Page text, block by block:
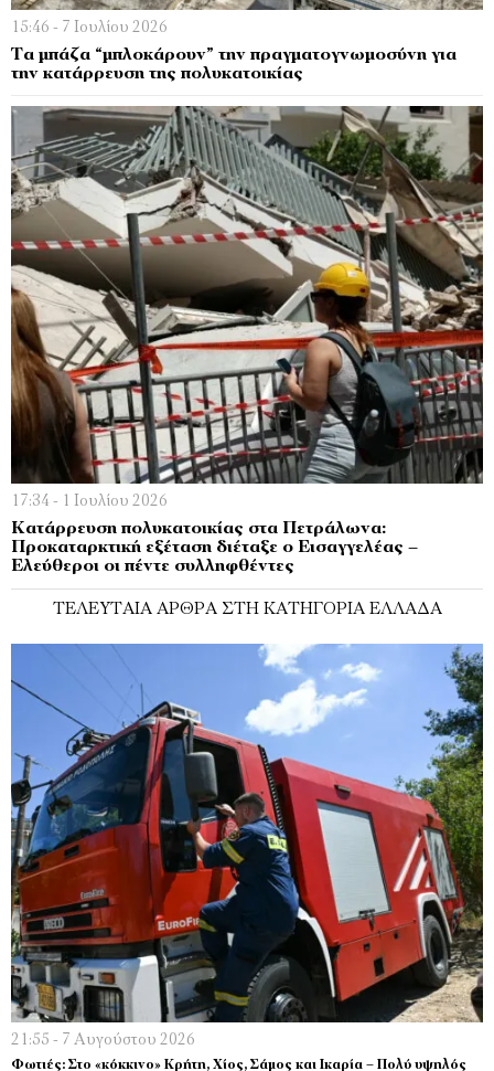
15:46 - 7 Ιουλίου 2026
Τα μπάζα “μπλοκάρουν” την πραγματογνωμοσύνη για
την κατάρρευση της πολυκατοικίας
17:34 - 1 Ιουλίου 2026
Κατάρρευση πολυκατοικίας στα Πετράλωνα:
Προκαταρκτική εξέταση διέταξε ο Εισαγγελέας –
Ελεύθεροι οι πέντε συλληφθέντες
ΤΕΛΕΥΤΑΊΑ ΆΡΘΡΑ ΣΤΗ ΚΑΤΗΓΟΡΊΑ ΕΛΛΆΔΑ
21:55 - 7 Αυγούστου 2026
Φωτιές: Στο «κόκκινο» Κρήτη, Χίος, Σάμος και Ικαρία – Πολύ υψηλός